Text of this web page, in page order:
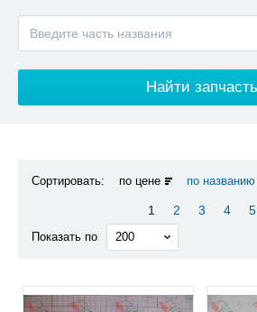
Сортировать: по цене по названию
1 2 3 4 5
Показать по